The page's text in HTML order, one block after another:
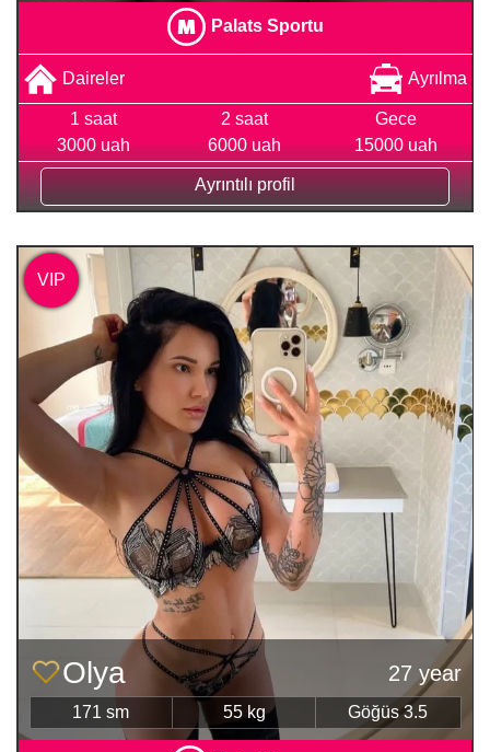
Palats Sportu
Daireler Ayrılma
1 saat
3000 uah
2 saat
6000 uah
Gece
15000 uah
Ayrıntılı profil
Olya 27 year
171 sm 55 kg Göğüs 3.5
VIP